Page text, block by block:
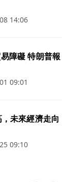
14:06
障礙 特朗普報
09:01
未來經濟走向
09:10